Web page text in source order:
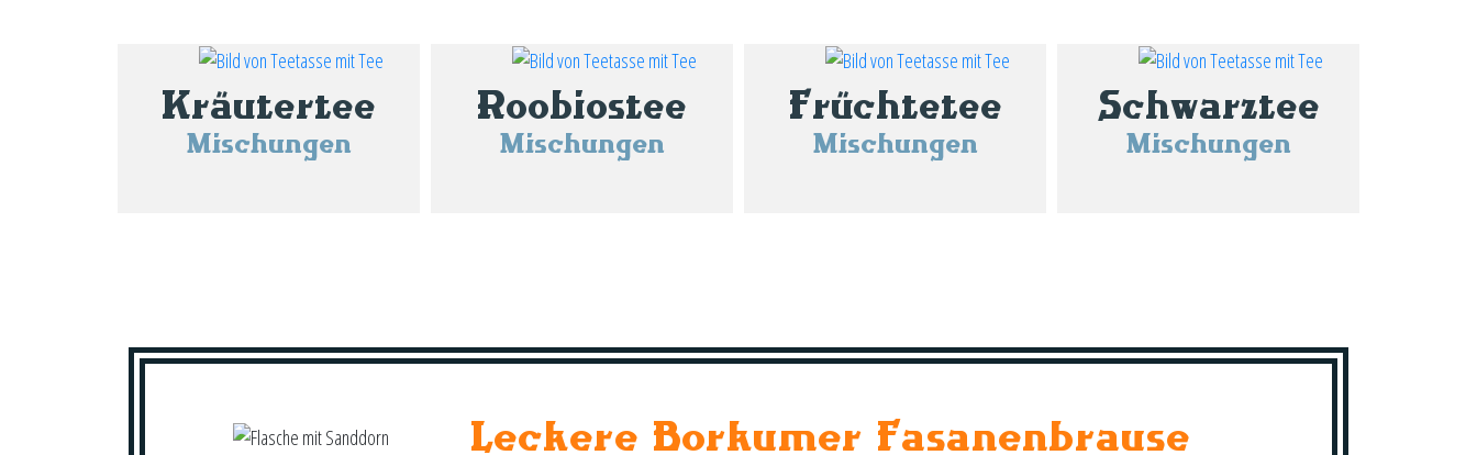
Kräutertee
Mischungen
Roobiostee
Mischungen
Früchtetee
Mischungen
Schwarztee
Mischungen
Leckere Borkumer Fasanenbrause